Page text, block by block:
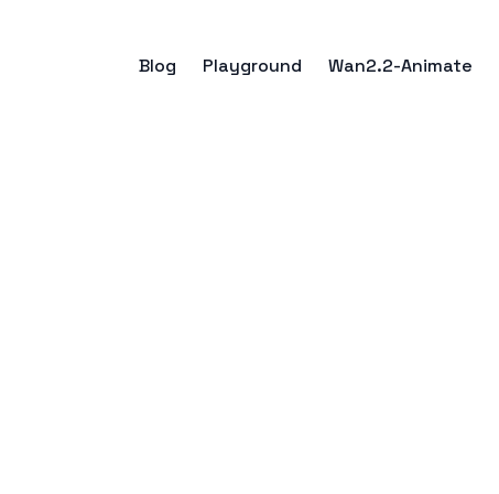
Blog Playground Wan2.2-Animate